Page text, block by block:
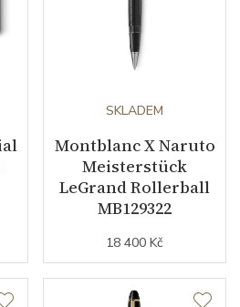
SKLADEM
Montblanc X Naruto
Meisterstück
LeGrand Rollerball
MB129322
18 400 Kč